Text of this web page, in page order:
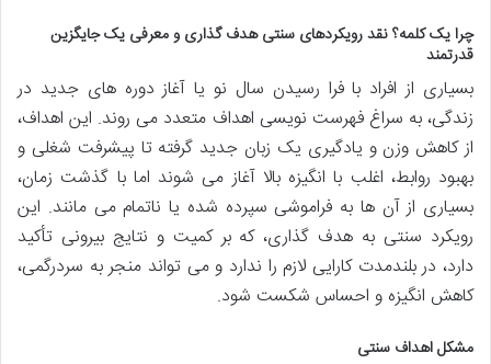
چرا یک کلمه؟ نقد رویکردهای سنتی هدف گذاری و معرفی یک جایگزین
قدرتمند
بسیاری از افراد با فرا رسیدن سال نو یا آغاز دوره های جدید در
زندگی، به سراغ فهرست نویسی اهداف متعدد می روند. این اهداف،
از کاهش وزن و یادگیری یک زبان جدید گرفته تا پیشرفت شغلی و
بهبود روابط، اغلب با انگیزه بالا آغاز می شوند اما با گذشت زمان،
بسیاری از آن ها به فراموشی سپرده شده یا ناتمام می مانند. این
رویکرد سنتی به هدف گذاری، که بر کمیت و نتایج بیرونی تأکید
دارد، در بلندمدت کارایی لازم را ندارد و می تواند منجر به سردرگمی،
کاهش انگیزه و احساس شکست شود.
مشکل اهداف سنتی